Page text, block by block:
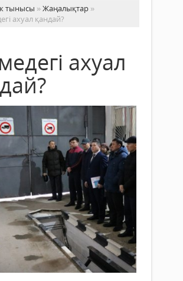
тынысы »Жаңалықтар »
ахуал қандай?
ахуал